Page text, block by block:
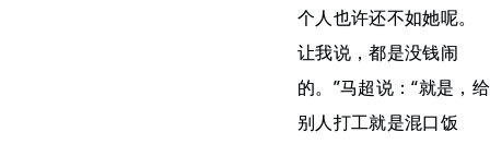
个人也许还不如她呢。
让我说，都是没钱闹
的。”马超说：“就是，给
别人打工就是混口饭